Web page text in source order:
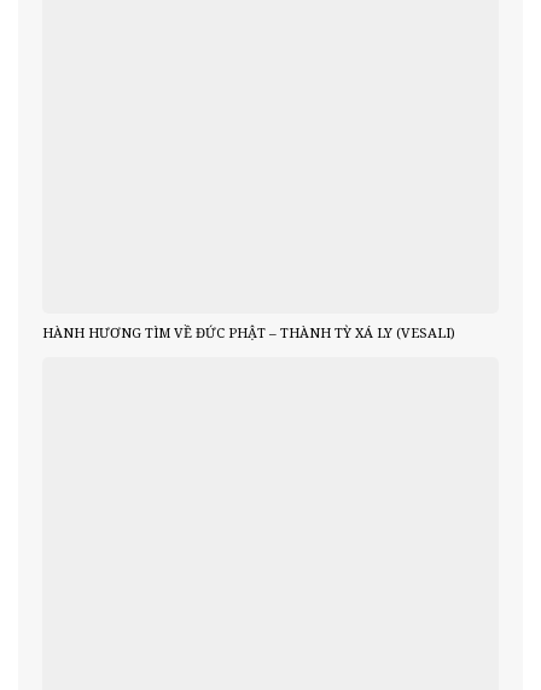
HÀNH HƯƠNG TÌM VỀ ĐỨC PHẬT – THÀNH TỲ XÁ LY (VESALI)